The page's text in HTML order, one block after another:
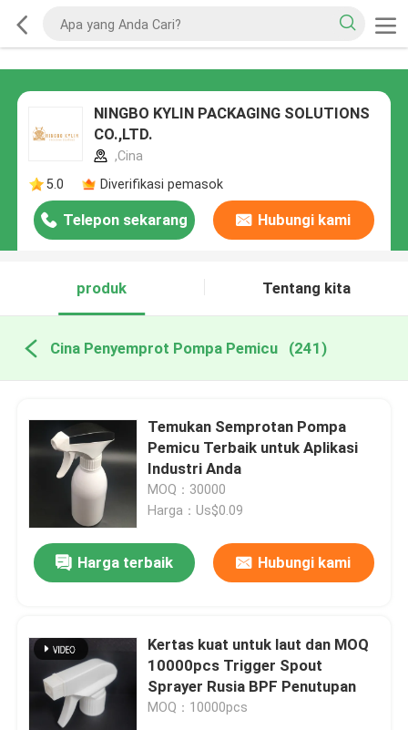
NINGBO KYLIN PACKAGING SOLUTIONS
CO.,LTD.
,Cina
5.0
Diverifikasi pemasok
Telepon sekarang Hubungi kami
produk Tentang kita
Cina Penyemprot Pompa Pemicu (241)
Temukan Semprotan Pompa
Pemicu Terbaik untuk Aplikasi
Industri Anda
MOQ：30000
Harga：Us$0.09
Harga terbaik Hubungi kami
Kertas kuat untuk laut dan MOQ
10000pcs Trigger Spout
Sprayer Rusia BPF Penutupan
MOQ：10000pcs